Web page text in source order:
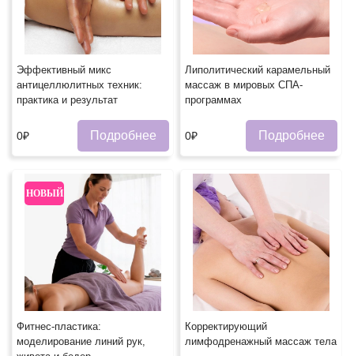
Эффективный микс
антицеллюлитных техник:
практика и результат
0₽ Подробнее
Липолитический карамельный
массаж в мировых СПА-
программах
0₽ Подробнее
НОВЫЙ
Фитнес-пластика:
моделирование линий рук,
Корректирующий
лимфодренажный массаж тела